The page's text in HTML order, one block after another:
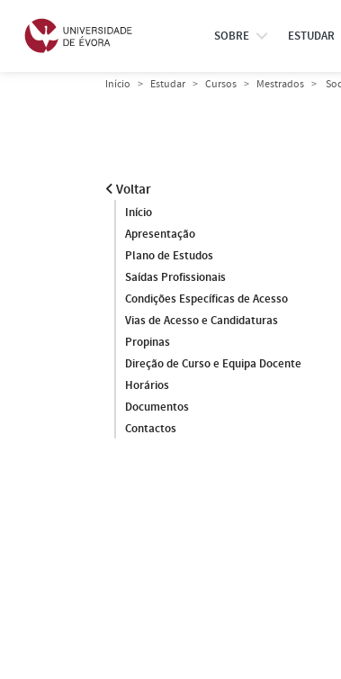
SOBRE ESTUDAR
Início Estudar Cursos Mestrados
Voltar
Início
Apresentação
Plano de Estudos
Saídas Profissionais
Condições Específicas de Acesso
Vias de Acesso e Candidaturas
Propinas
Direção de Curso e Equipa Docente
Horários
Documentos
Contactos